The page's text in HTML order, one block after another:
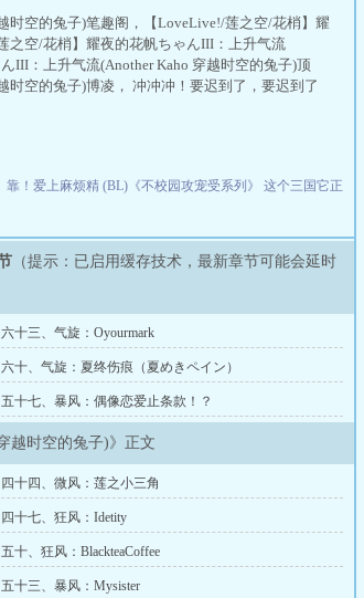
时空的兔子)笔趣阁，【LoveLive!/莲之空/花梢】耀
之空/花梢】耀夜的花帆ちゃんIII：上升气流
III：上升气流(Another Kaho 穿越时空的兔子)顶
空的兔子)博凌， 冲冲冲！要迟到了，要迟到了
靠！爱上麻烦精 (BL)《不校园攻宠受系列》 这个三国它正
（提示：已启用缓存技术，最新章节可能会延时
六十三、气旋：Oyourmark
六十、气旋：夏终伤痕（夏めきペイン）
五十七、暴风：偶像恋爱止条款！？
越时空的兔子)》正文
四十四、微风：莲之小三角
四十七、狂风：Idetity
五十、狂风：BlackteaCoffee
五十三、暴风：Mysister